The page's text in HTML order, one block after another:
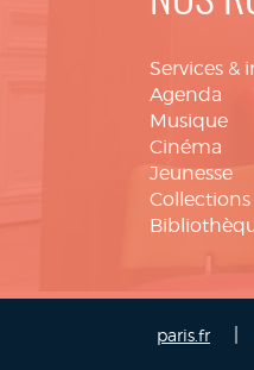
Services &
Agenda
Musique
Cinéma
Jeunesse
paris.fr